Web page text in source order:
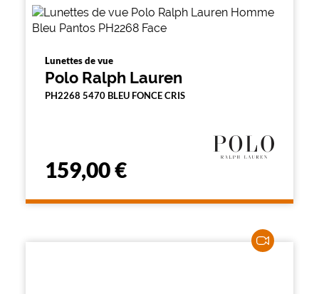
Lunettes de vue
Polo Ralph Lauren
PH2268 5470 BLEU FONCE CRIS
159,00 €